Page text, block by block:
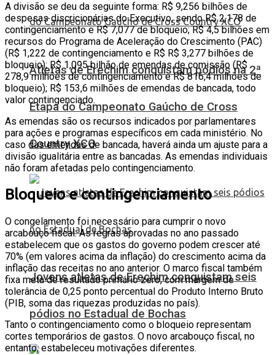
Atletas de Erechim conquistam pódios na 2ª
Etapa do Campeonato Gaúcho de Cross
Country XCO
Jovens atletas de Erechim conquistam seis
pódios no Estadual de Bochas
A divisão se deu da seguinte forma: R$ 9,256 bilhões de
despesas discricionárias do Executivo, sendo R$ 2,178 de
contingenciamento e R$ 7,077 de bloqueio; R$ 4,5 bilhões em
recursos do Programa de Aceleração do Crescimento (PAC)
(R$ 1,222 de contingenciamento e R$ R$ 3,277 bilhões de
bloqueio); R$ 1,095 bilhão de emendas de comissão (R$
278,9 milhões de contingenciamento e R$ 816,4 milhões de
bloqueio); R$ 153,6 milhões de emendas de bancada, todo
valor contingenciado.
As emendas são os recursos indicados por parlamentares
para ações e programas específicos em cada ministério. No
caso das emendas de bancada, haverá ainda um ajuste para a
divisão igualitária entre as bancadas. As emendas individuais
não foram afetadas pelo contingenciamento.
Bloqueio e contingenciamento
O congelamento foi necessário para cumprir o novo
arcabouço fiscal. As regras aprovadas no ano passado
estabelecem que os gastos do governo podem crescer até
70% (em valores acima da inflação) do crescimento acima da
inflação das receitas no ano anterior. O marco fiscal também
fixa meta de resultado primário zero, com margem de
tolerância de 0,25 ponto percentual do Produto Interno Bruto
(PIB, soma das riquezas produzidas no país).
Tanto o contingenciamento como o bloqueio representam
cortes temporários de gastos. O novo arcabouço fiscal, no
entanto, estabeleceu motivações diferentes.